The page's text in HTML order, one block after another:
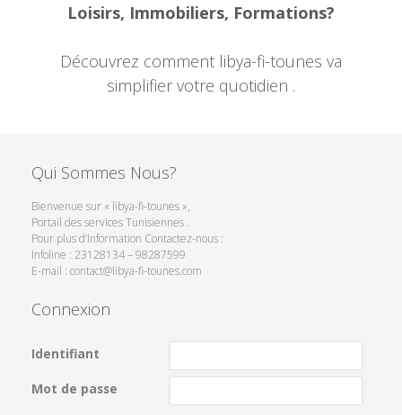
Loisirs, Immobiliers, Formations?
Découvrez comment libya-fi-tounes va
simplifier votre quotidien .
Qui Sommes Nous?
Bienvenue sur « libya-fi-tounes »,
Portail des services Tunisiennes .
Pour plus d’Information Contactez-nous :
Infoline : 23128134 – 98287599
E-mail : contact@libya-fi-tounes.com
Connexion
Identifiant
Mot de passe